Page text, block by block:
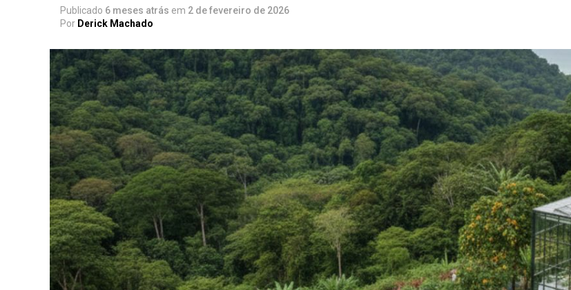
Publicado 6 meses atrás em 2 de fevereiro de 2026
Por Derick Machado